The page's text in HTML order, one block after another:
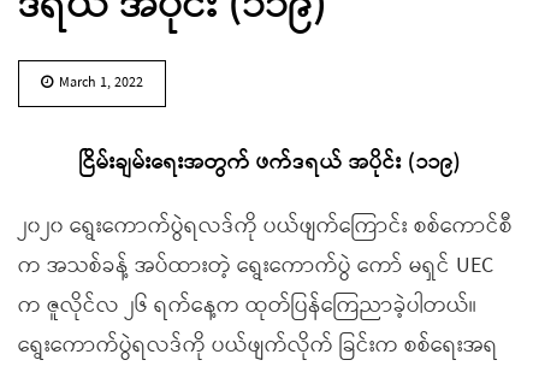
March 1, 2022
ငြိမ်းချမ်းရေးအတွက် ဖက်ဒရယ် အပိုင်း (၁၁၉)
၂၀၂၀ ရွေးကောက်ပွဲရလဒ်ကို ပယ်ဖျက်ကြောင်း စစ်ကောင်စီ
က အသစ်ခန့် အပ်ထားတဲ့ ရွေးကောက်ပွဲ ကော် မရှင် UEC
က ဇူလိုင်လ ၂၆ ရက်နေ့က ထုတ်ပြန်ကြေညာခဲ့ပါတယ်။
ရွေးကောက်ပွဲရလဒ်ကို ပယ်ဖျက်လိုက် ခြင်းက စစ်ရေးအရ